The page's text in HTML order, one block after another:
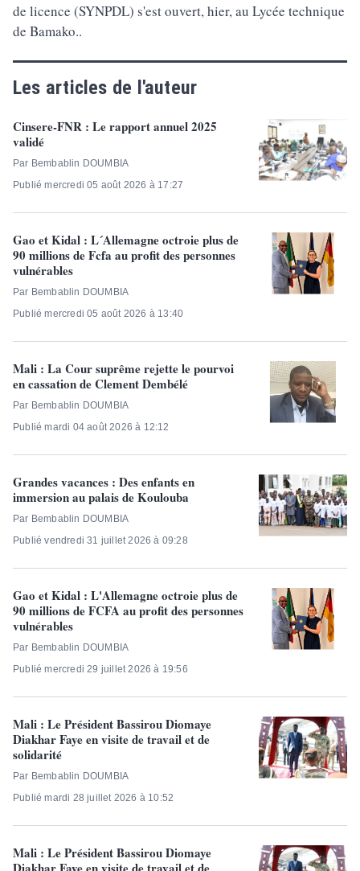
de licence (SYNPDL) s'est ouvert, hier, au Lycée technique
de Bamako..
Les articles de l'auteur
Cinsere-FNR : Le rapport annuel 2025
validé
Par Bembablin DOUMBIA
Publié mercredi 05 août 2026 à 17:27
Gao et Kidal : L´Allemagne octroie plus de
90 millions de Fcfa au profit des personnes
vulnérables
Par Bembablin DOUMBIA
Publié mercredi 05 août 2026 à 13:40
Mali : La Cour suprême rejette le pourvoi
en cassation de Clement Dembélé
Par Bembablin DOUMBIA
Publié mardi 04 août 2026 à 12:12
Grandes vacances : Des enfants en
immersion au palais de Koulouba
Par Bembablin DOUMBIA
Publié vendredi 31 juillet 2026 à 09:28
Gao et Kidal : L'Allemagne octroie plus de
90 millions de FCFA au profit des personnes
vulnérables
Par Bembablin DOUMBIA
Publié mercredi 29 juillet 2026 à 19:56
Mali : Le Président Bassirou Diomaye
Diakhar Faye en visite de travail et de
solidarité
Par Bembablin DOUMBIA
Publié mardi 28 juillet 2026 à 10:52
Mali : Le Président Bassirou Diomaye